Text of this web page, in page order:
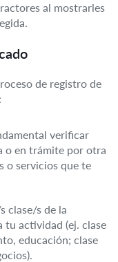
al mostrarles
de registro de
verificar
o en trámite por otra
o servicios que te
clase/s de la
tu actividad (ej. clase
educación; clase